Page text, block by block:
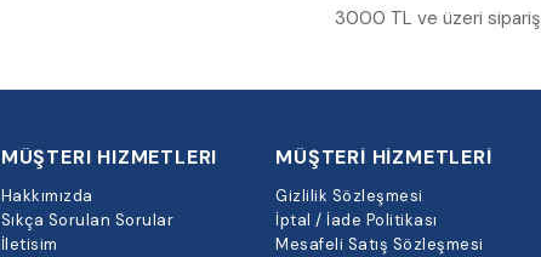
3000 TL ve üzeri
MÜŞTERI HIZMETLERI
Hakkımızda
Sıkça Sorulan Sorular
İletisim
MÜŞTERİ HİZMETLERİ
Gizlilik Sözleşmesi
İptal / İade Politikası
Mesafeli Satış Sözleşmesi